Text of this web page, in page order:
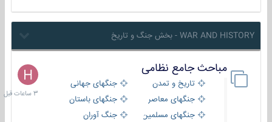
WAR AND HISTORY - بخش جنگ و تاریخ
مباحث جامع نظامی
تاریخ و تمدن
جنگهای جهانی
جنگهای معاصر
جنگهای باستان
جنگهای مسلمین
جنگ آوران
3
ساعات
قبل